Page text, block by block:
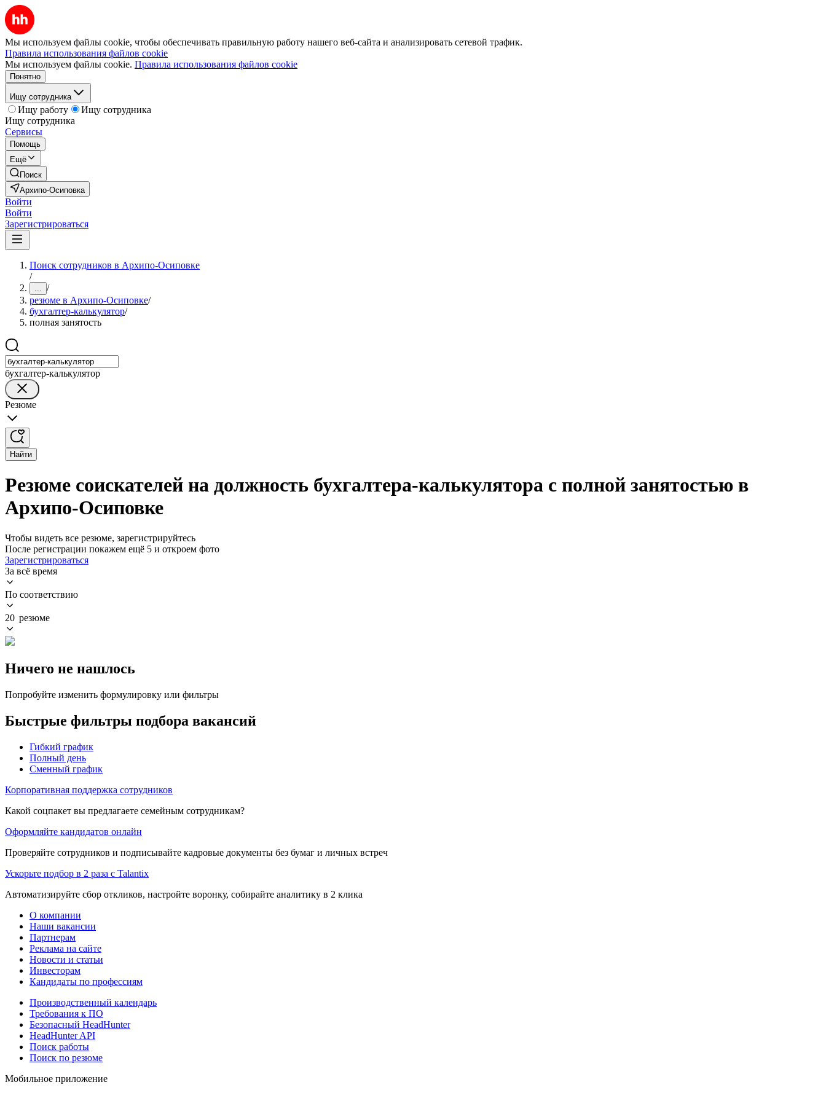
Мы используем файлы cookie, чтобы обеспечивать правильную работу нашего веб-сайта и анализировать сетевой трафик.
Правила использования файлов cookie
Мы используем файлы cookie. Правила использования файлов cookie
Понятно
Ищу сотрудника
Ищу работу
Ищу сотрудника
Ищу сотрудника
Сервисы
Помощь
Ещё
Поиск
Архипо-Осиповка
Войти
Войти
Зарегистрироваться
Поиск сотрудников в Архипо-Осиповке
/
... /
резюме в Архипо-Осиповке/
бухгалтер-калькулятор/
полная занятость
бухгалтер-калькулятор
Резюме
Найти
Резюме соискателей на должность бухгалтера-калькулятора с полной занятостью в
Архипо-Осиповке
Чтобы видеть все резюме, зарегистрируйтесь
После регистрации покажем ещё 5 и откроем фото
Зарегистрироваться
За всё время
По соответствию
20 резюме
Ничего не нашлось
Попробуйте изменить формулировку или фильтры
Быстрые фильтры подбора вакансий
Гибкий график
Полный день
Сменный график
Корпоративная поддержка сотрудников
Какой соцпакет вы предлагаете семейным сотрудникам?
Оформляйте кандидатов онлайн
Проверяйте сотрудников и подписывайте кадровые документы без бумаг и личных встреч
Ускорьте подбор в 2 раза с Talantix
Автоматизируйте сбор откликов, настройте воронку, собирайте аналитику в 2 клика
О компании
Наши вакансии
Партнерам
Реклама на сайте
Новости и статьи
Инвесторам
Кандидаты по профессиям
Производственный календарь
Требования к ПО
Безопасный HeadHunter
HeadHunter API
Поиск работы
Поиск по резюме
Мобильное приложение